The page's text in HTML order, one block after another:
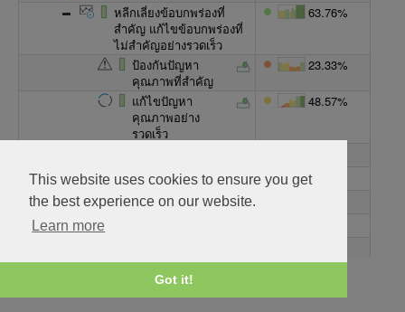
This website uses cookies to ensure you get
the best experience on our website.
Learn more
Got it!
หลีกเลี่ยงข้อบกพร่องที่
สำคัญ แก้ไขข้อบกพร่องที่
ไม่สำคัญอย่างรวดเร็ว
63.76%
ป้องกันปัญหา
คุณภาพที่สำคัญ
23.33%
แก้ไขปัญหา
คุณภาพอย่าง
รวดเร็ว
48.57%
เวลาที่มากเกินไป
59%
ตัวเลือกที่มากเกินไป
ช่วงเวลา
วิเคราะห์ความเสี่ยงด้าน
ความปลอดภัยทาง